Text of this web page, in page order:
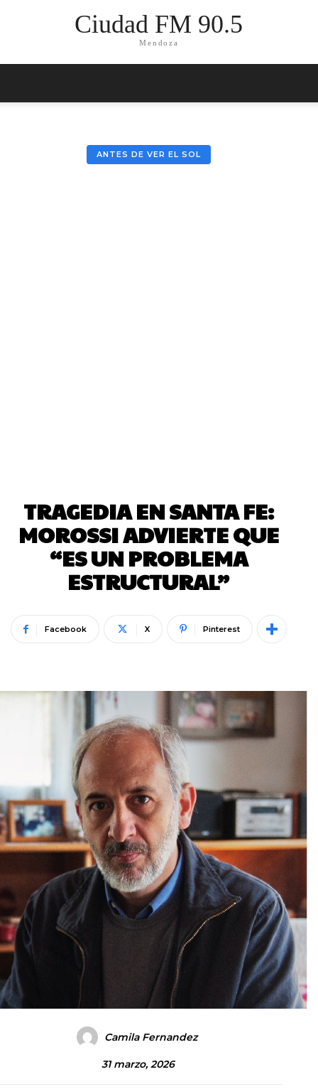
Ciudad FM 90.5
Mendoza
ANTES DE VER EL SOL
TRAGEDIA EN SANTA FE:
MOROSSI ADVIERTE QUE
“ES UN PROBLEMA
ESTRUCTURAL”
Facebook X Pinterest
Camila Fernandez
31 marzo, 2026